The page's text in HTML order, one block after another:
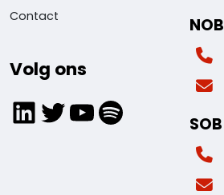
Contact
Volg ons
LinkedIn
Twitter
YouTube
Spotify
NOB
SOB